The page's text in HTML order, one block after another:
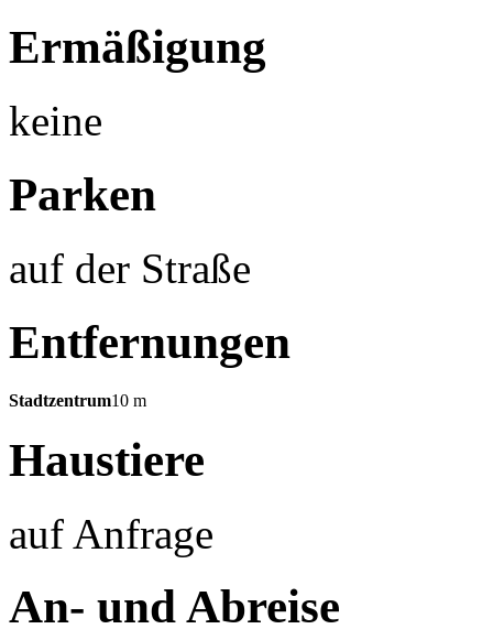
Ermäßigung
keine
Parken
auf der Straße
Entfernungen
Stadtzentrum10 m
Haustiere
auf Anfrage
An- und Abreise